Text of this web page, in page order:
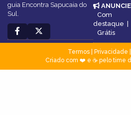
guia Encontra Sapucaia do
Sul.
ANUNCIE
Com
destaque |
Grátis
Termos| Privacidade
Criado com ❤️ e ☕ pelo time